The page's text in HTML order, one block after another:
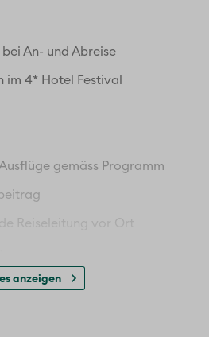
An- und Abreise
im 4* Hotel Festival
gemäss Programm
Reiseleitung vor Ort
anzeigen